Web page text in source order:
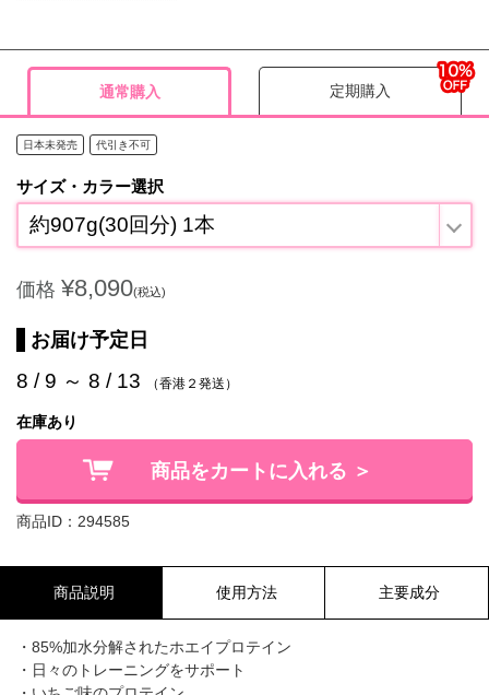
通常購入 定期購入
日本未発売 代引き不可
サイズ・カラー選択
約907g(30回分) 1本
価格 ¥8,090(税込)
お届け予定日
8 / 9 ～ 8 / 13 （香港２発送）
在庫あり
商品をカートに入れる ＞
商品ID：294585
商品説明 使用方法 主要成分
・85%加水分解されたホエイプロテイン
・日々のトレーニングをサポート